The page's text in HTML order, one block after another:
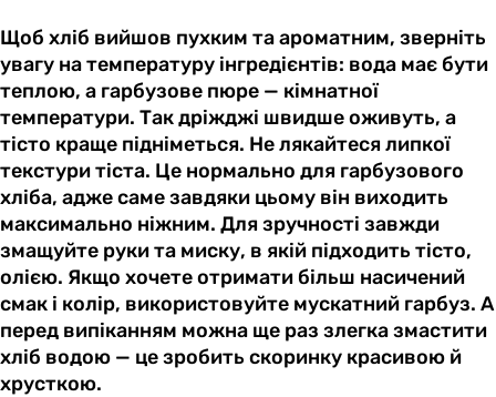
Щоб хліб вийшов пухким та ароматним, зверніть
увагу на температуру інгредієнтів: вода має бути
теплою, а гарбузове пюре — кімнатної
температури. Так дріжджі швидше оживуть, а
тісто краще підніметься. Не лякайтеся липкої
текстури тіста. Це нормально для гарбузового
хліба, адже саме завдяки цьому він виходить
максимально ніжним. Для зручності завжди
змащуйте руки та миску, в якій підходить тісто,
олією. Якщо хочете отримати більш насичений
смак і колір, використовуйте мускатний гарбуз. А
перед випіканням можна ще раз злегка змастити
хліб водою — це зробить скоринку красивою й
хрусткою.